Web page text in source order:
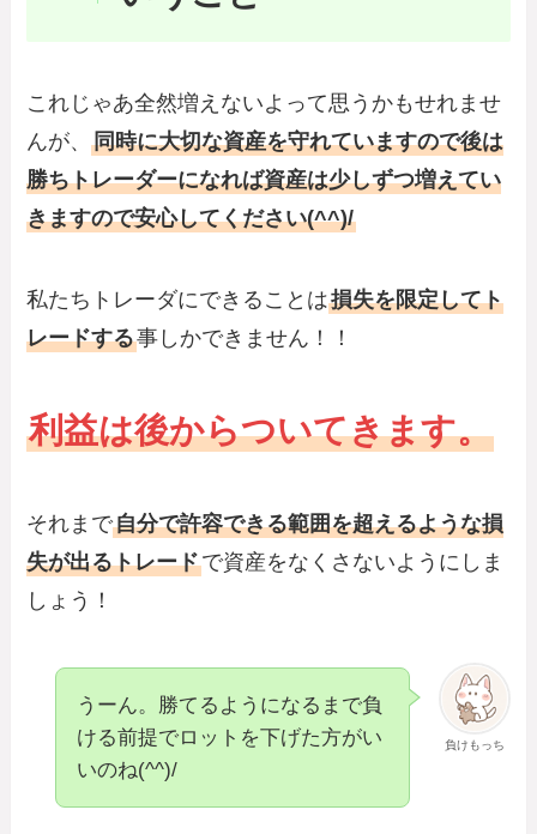
これじゃあ全然増えないよって思うかもせれませ
んが、同時に大切な資産を守れていますので後は
勝ちトレーダーになれば資産は少しずつ増えてい
きますので安心してください(^^)/
私たちトレーダにできることは損失を限定してト
レードする事しかできません！！
利益は後からついてきます。
それまで自分で許容できる範囲を超えるような損
失が出るトレードで資産をなくさないようにしま
しょう！
負けもっち
うーん。勝てるようになるまで負
ける前提でロットを下げた方がい
いのね(^^)/